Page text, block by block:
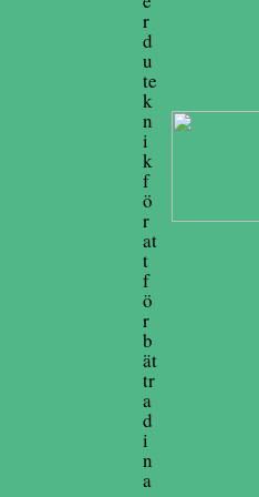
r
d
u
te
k
n
i
k
f
ö
r
at
t
f
ö
r
b
ät
tr
a
d
i
n
a